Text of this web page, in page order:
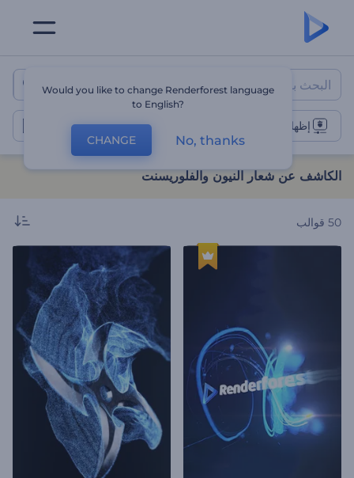
الكاشف عن شعار النيون
إظهار شعار النيون
الكاشف عن شعار النيون والفلوريسنت
50 قوالب
Would you like to change Renderforest language
to English?
CHANGE No, thanks